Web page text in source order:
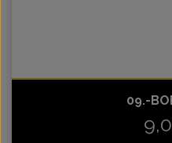
09.-